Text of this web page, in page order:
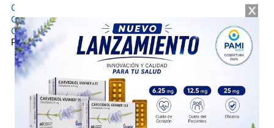
CURCUMA + JENGIBRE NATULIV
CURCUMIN ASIAN
CÚRCUMA + JENGIBRE CON PIMIENTA VW
Pharmamerican S.R.L.